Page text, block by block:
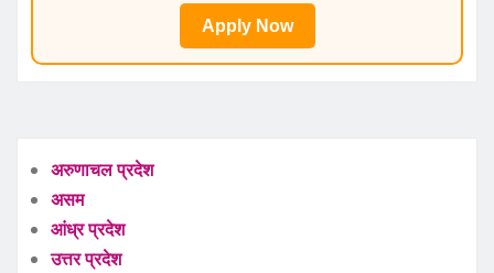
Apply Now
अरुणाचल प्रदेश
असम
आंध्र प्रदेश
उत्तर प्रदेश